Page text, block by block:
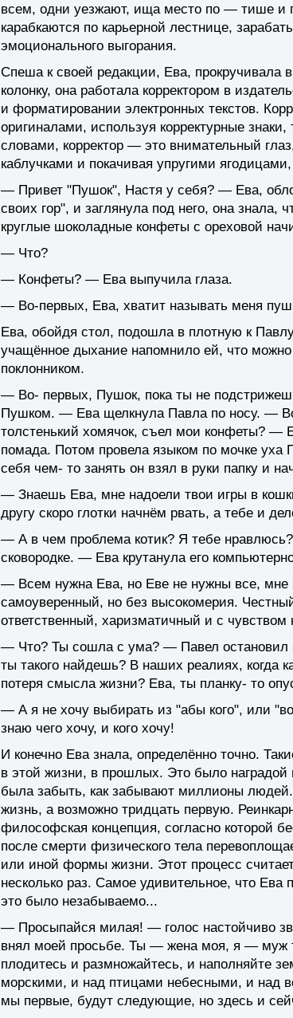
всем, одни уезжают, ища место по — тише и
карабкаются по карьерной лестнице,
эмоционального выгорания.
Спеша к своей редакции, Ева, прокручивала
колонку, она работала корректором в
и форматировании электронных текстов.
оригиналами, используя корректурные
словами, корректор — это внимательный
каблучками и покачивая упругими
— Привет "Пушок", Настя у себя? — Ева,
своих гор", и заглянула под него, она
круглые шоколадные конфеты с ореховой
— Что?
— Конфеты? — Ева выпучила глаза.
— Во-первых, Ева, хватит называть меня
Ева, обойдя стол, подошла в плотную к
учащённое дыхание напомнило ей, что
поклонником.
— Во- первых, Пушок, пока ты не
Пушком. — Ева щелкнула Павла по носу. —
толстенький хомячок, съел мои конфеты? —
помада. Потом провела языком по мочке
себя чем- то занять он взял в руки папку и
— Знаешь Ева, мне надоели твои игры в
другу скоро глотки начнём рвать, а тебе и
— А в чем проблема котик? Я тебе
сковородке. — Ева крутанула его
— Всем нужна Ева, но Еве не нужны все,
самоуверенный, но без высокомерия.
ответственный, харизматичный и с
— Что? Ты сошла с ума? — Павел остановил
ты такого найдешь? В наших реалиях, когда
потеря смысла жизни? Ева, ты планку- то
— А я не хочу выбирать из "абы кого", или
знаю чего хочу, и кого хочу!
И конечно Ева знала, определённо точно.
в этой жизни, в прошлых. Это было
была забыть, как забывают миллионы
жизнь, а возможно тридцать первую.
философская концепция, согласно которой
после смерти физического тела
или иной формы жизни. Этот процесс
несколько раз. Самое удивительное, что
это было незабываемо...
— Просыпайся милая! — голос настойчиво
внял моей просьбе. Ты — жена моя, я — муж
плодитесь и размножайтесь, и наполняйте
морскими, и над птицами небесными, и
мы первые, будут следующие, но здесь и